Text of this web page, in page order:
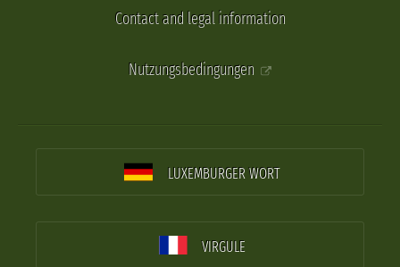
Contact and legal information
Nutzungsbedingungen
LUXEMBURGER WORT
VIRGULE